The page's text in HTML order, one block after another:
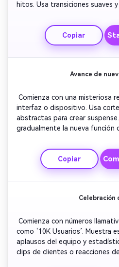
hitos. Usa transiciones suaves
Copiar
Avance de
Comienza con una misteriosa
interfaz o dispositivo. Usa
abstractas para crear
gradualmente la nueva función
pantalla destacando los
Termina con un tono optimista
Copiar
Celebración
Comienza con números
como ‘10K Usuarios’. Muestra
aplausos del equipo y
clips de clientes o reacciones